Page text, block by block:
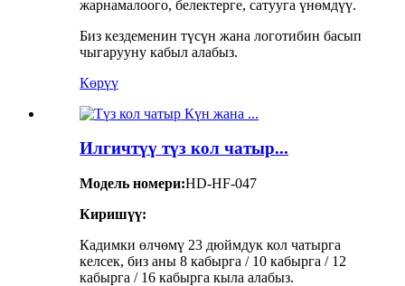
жарнамалоого, белектерге, сатууга үнөмдүү.
Биз кездеменин түсүн жана логотибин басып
чыгарууну кабыл алабыз.
Көрүү
Илгичтүү түз кол чатыр...
Модель номери:HD-HF-047
Киришүү:
Кадимки өлчөмү 23 дюймдук кол чатырга
келсек, биз аны 8 кабырга / 10 кабырга / 12
кабырга / 16 кабырга кыла алабыз.